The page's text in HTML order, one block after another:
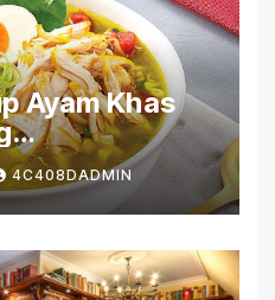
Ayam Khas
4C408DADMIN